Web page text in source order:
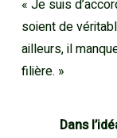
« Je suis
soient de
ailleurs, il
filière. »
Dans